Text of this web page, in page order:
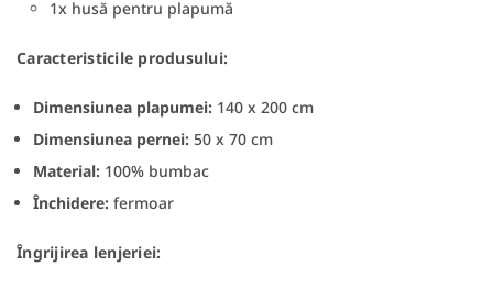
1x husă pentru plapumă
Caracteristicile produsului:
Dimensiunea plapumei: 140 x 200 cm
Dimensiunea pernei: 50 x 70 cm
Material: 100% bumbac
Închidere: fermoar
Îngrijirea lenjeriei: